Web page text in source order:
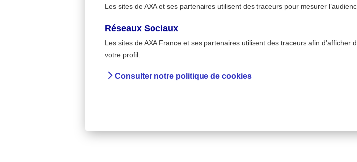
Les sites de AXA et ses partenaires utilisent des traceurs pour mesurer
Réseaux Sociaux
Les sites de AXA France et ses partenaires utilisent des traceurs afin
votre profil.
Consulter notre politique de cookies